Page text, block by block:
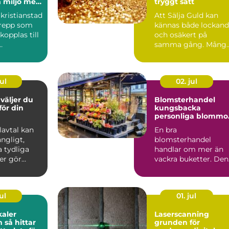
som
till
Att Sälja Guld kan
kännas både
och osäkert på
samma gång.
ärvda ri...
din
kan
tydliga
gör
02. jul
Blomsterhandel
kungsbacka
personliga
En bra
blomsterhandel
handlar om mer än
vackra buketter. Den
känsla för säsong
och...
01. jul
Laserscanning
grunden för